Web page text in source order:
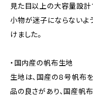
見た目以上の大容量設計
小物が迷子にならないよ
けました。
・国内産の帆布生地
生地は、国産の８号帆布
品の良さがあり、国産帆